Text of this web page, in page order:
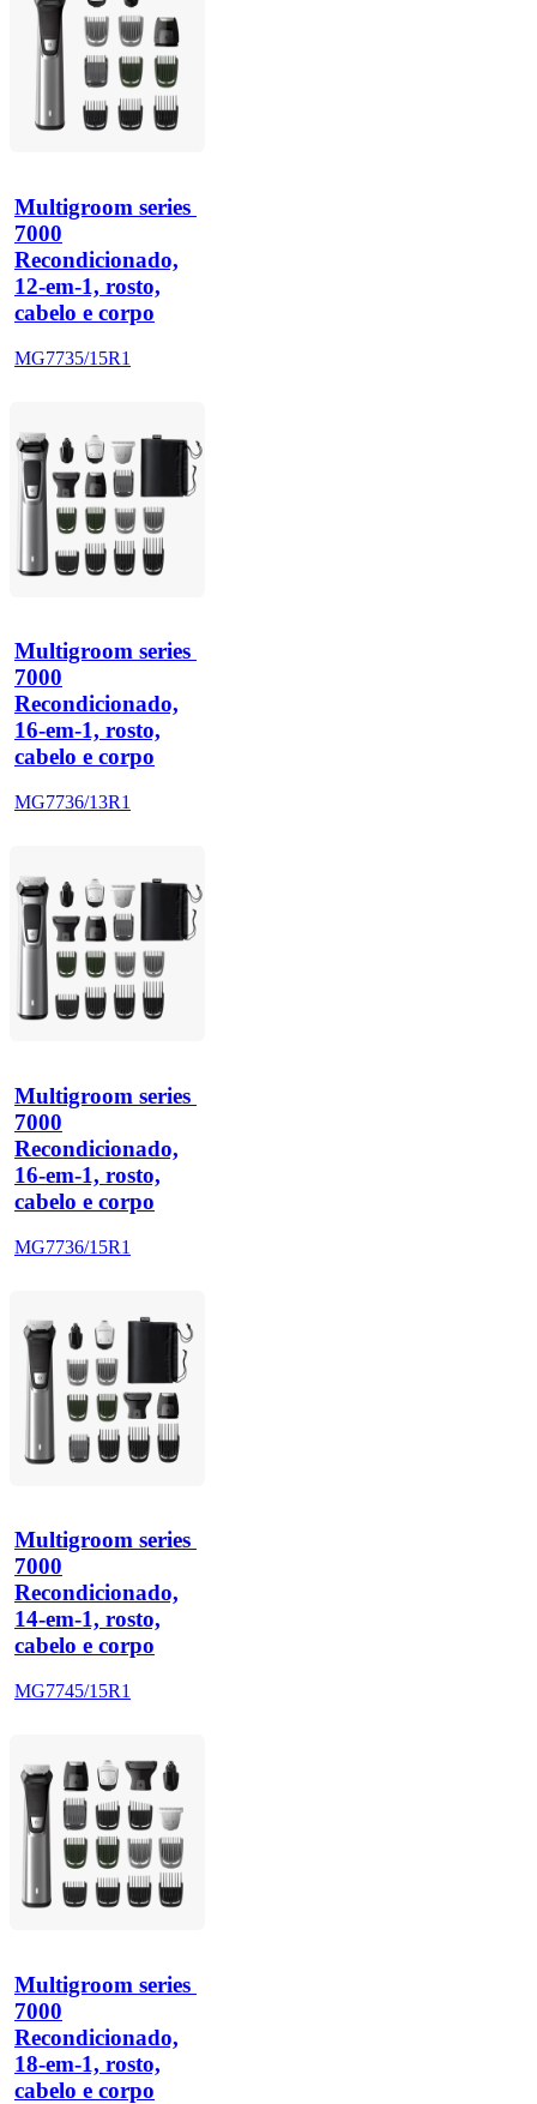
Multigroom series
7000
Recondicionado,
12-em-1, rosto,
cabelo e corpo
MG7735/15R1
Multigroom series
7000
Recondicionado,
16-em-1, rosto,
cabelo e corpo
MG7736/13R1
Multigroom series
7000
Recondicionado,
16-em-1, rosto,
cabelo e corpo
MG7736/15R1
Multigroom series
7000
Recondicionado,
14-em-1, rosto,
cabelo e corpo
MG7745/15R1
Multigroom series
7000
Recondicionado,
18-em-1, rosto,
cabelo e corpo